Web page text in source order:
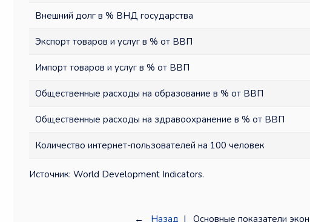
Внешний долг в % ВНД государства
Экспорт товаров и услуг в % от ВВП
Импорт товаров и услуг в % от ВВП
Общественные расходы на образование в % от ВВП
Общественные расходы на здравоохранение в % от ВВП
Количество интернет-пользователей на 100 человек
Источник: World Development Indicators.
← Назад | Основные показатели